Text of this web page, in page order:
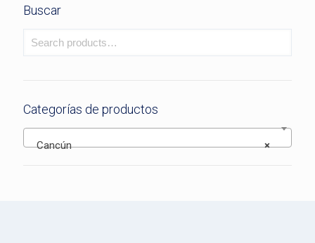
Buscar
Categorías de productos
×
Cancún